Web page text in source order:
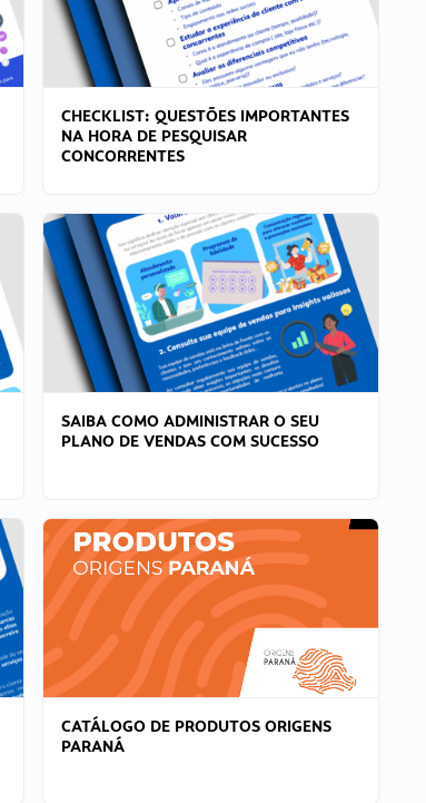
CHECKLIST: QUESTÕES IMPORTANTES
NA HORA DE PESQUISAR
CONCORRENTES
SAIBA COMO ADMINISTRAR O SEU
PLANO DE VENDAS COM SUCESSO
CATÁLOGO DE PRODUTOS ORIGENS
PARANÁ